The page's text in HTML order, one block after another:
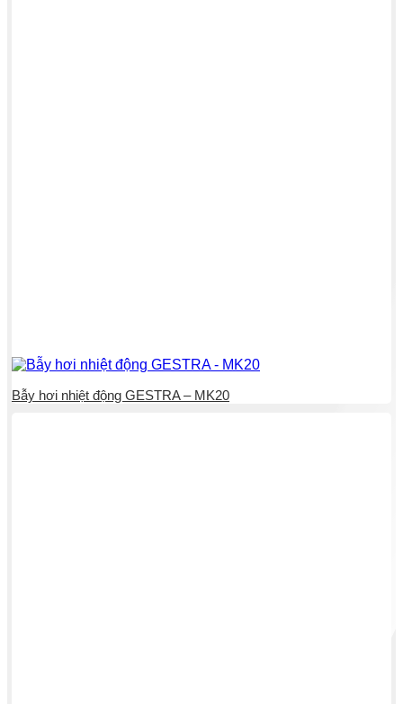
Bẫy hơi nhiệt động GESTRA – MK20